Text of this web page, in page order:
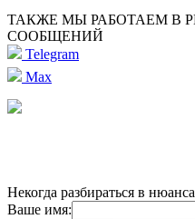
ТАКЖЕ МЫ РАБОТАЕМ В
СООБЩЕНИЙ
Telegram
Max
Некогда разбираться в
Ваше имя: